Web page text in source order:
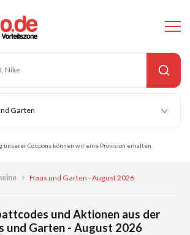
Garten
unserer Coupons können wir eine Provision erhalten.
Haus und Garten - August 2026
und Aktionen aus der
und Garten - August 2026